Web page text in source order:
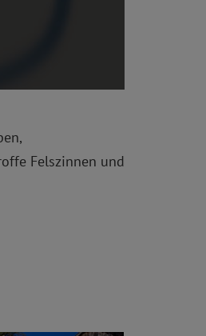
Felszinnen und